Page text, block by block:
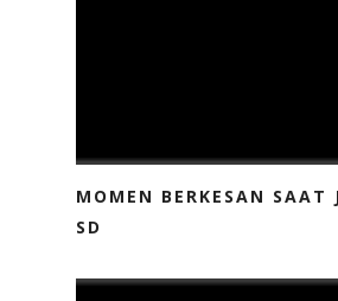
MOMEN BERKESAN SAAT
SD